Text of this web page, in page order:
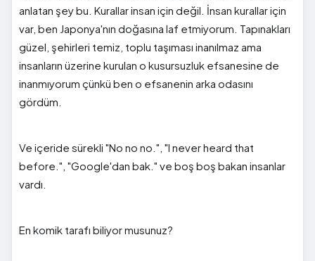
anlatan şey bu. Kurallar insan için değil. İnsan kurallar için
var, ben Japonya'nın doğasına laf etmiyorum. Tapınakları
güzel, şehirleri temiz, toplu taşıması inanılmaz ama
insanların üzerine kurulan o kusursuzluk efsanesine de
inanmıyorum çünkü ben o efsanenin arka odasını
gördüm.
Ve içeride sürekli "No no no.", "I never heard that
before.", "Google'dan bak." ve boş boş bakan insanlar
vardı.
En komik tarafı biliyor musunuz?